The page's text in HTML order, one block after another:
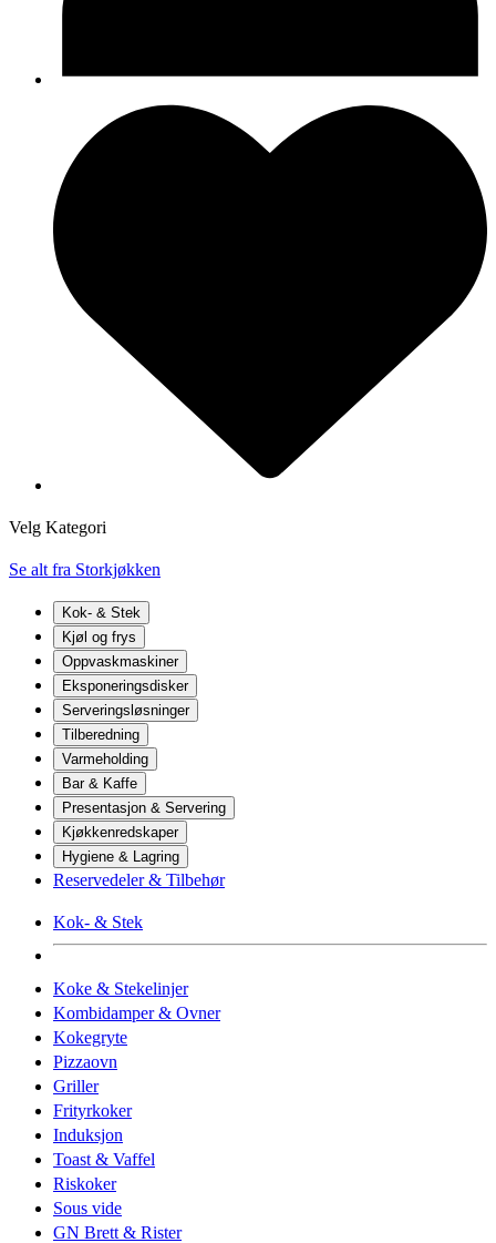
Velg Kategori
Se alt fra Storkjøkken
Kok- & Stek
Kjøl og frys
Oppvaskmaskiner
Eksponeringsdisker
Serveringsløsninger
Tilberedning
Varmeholding
Bar & Kaffe
Presentasjon & Servering
Kjøkkenredskaper
Hygiene & Lagring
Reservedeler & Tilbehør
Kok- & Stek
Koke & Stekelinjer
Kombidamper & Ovner
Kokegryte
Pizzaovn
Griller
Frityrkoker
Induksjon
Toast & Vaffel
Riskoker
Sous vide
GN Brett & Rister